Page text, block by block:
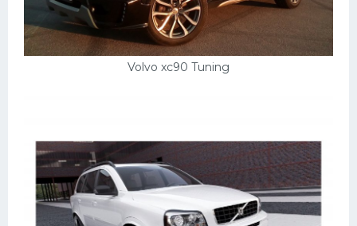
Volvo xc90 Tuning